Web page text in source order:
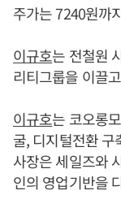
주가는 7240원까
이규호는 전철원
리티그룹을 이끌
이규호는 코오롱
굴, 디지털전환 구
사장은 세일즈와
인의 영업기반을